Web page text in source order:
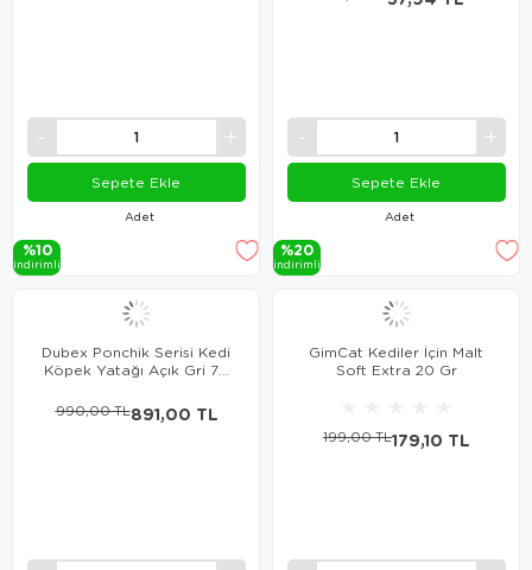
Adet
Sepete Ekle
%10
i̇ndi̇ri̇mli̇
Adet
Sepete Ekle
%20
i̇ndi̇ri̇mli̇
Dubex Ponchik Serisi Kedi
Köpek Yatağı Açık Gri 70
891,00 TL
990,00 TL
GimCat Kediler İçin Malt
Soft Extra 20 Gr
179,10 TL
199,00 TL